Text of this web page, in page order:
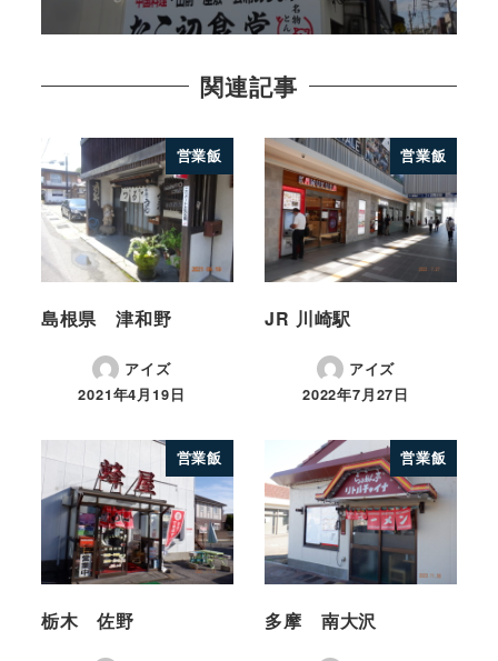
関連記事
営業飯
島根県 津和野
アイズ
2021年4月19日
営業飯
JR 川崎駅
アイズ
2022年7月27日
営業飯
栃木 佐野
営業飯
多摩 南大沢